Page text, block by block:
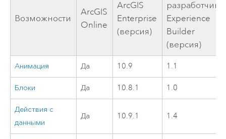
Возможности
ArcGIS
Online
ArcGIS
Enterprise
(версия)
Experience
Builder
(версия)
Анимация Да 10.9 1.1
Блоки Да 10.8.1 1.0
Действия с
данными
Да 10.9.1 1.4